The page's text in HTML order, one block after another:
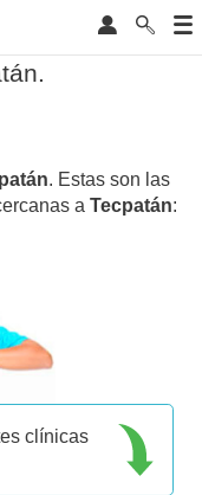
. Estas son las
a Tecpatán:
clínicas